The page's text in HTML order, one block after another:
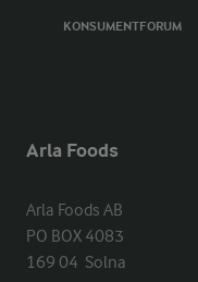
KONSUMENTFORUM
Arla Foods
Arla Foods AB
PO BOX 4083
169 04  Solna